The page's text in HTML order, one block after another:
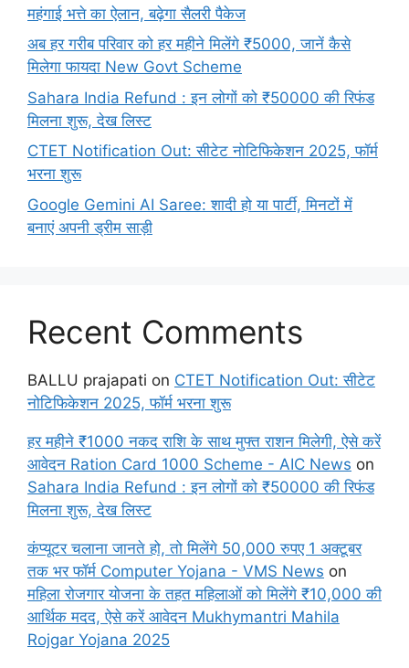
महंगाई भत्ते का ऐलान, बढ़ेगा सैलरी पैकेज
अब हर गरीब परिवार को हर महीने मिलेंगे ₹5000, जानें कैसे
मिलेगा फायदा New Govt Scheme
Sahara India Refund : इन लोगों को ₹50000 की रिफंड
मिलना शुरू, देख लिस्ट
CTET Notification Out: सीटेट नोटिफिकेशन 2025, फॉर्म
भरना शुरू
Google Gemini AI Saree: शादी हो या पार्टी, मिनटों में
बनाएं अपनी ड्रीम साड़ी
Recent Comments
BALLU prajapati on CTET Notification Out: सीटेट
नोटिफिकेशन 2025, फॉर्म भरना शुरू
हर महीने ₹1000 नकद राशि के साथ मुफ्त राशन मिलेगी, ऐसे करें
आवेदन Ration Card 1000 Scheme - AIC News on
Sahara India Refund : इन लोगों को ₹50000 की रिफंड
मिलना शुरू, देख लिस्ट
कंप्यूटर चलाना जानते हो, तो मिलेंगे 50,000 रुपए 1 अक्टूबर
तक भर फॉर्म Computer Yojana - VMS News on
महिला रोजगार योजना के तहत महिलाओं को मिलेंगे ₹10,000 की
आर्थिक मदद, ऐसे करें आवेदन Mukhymantri Mahila
Rojgar Yojana 2025